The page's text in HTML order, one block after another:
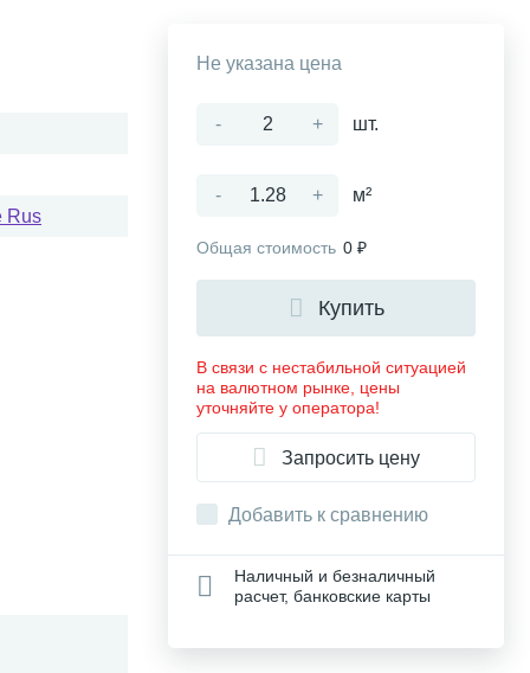
Rus
Не указана цена
- + шт.
- + м²
Общая стоимость 0 ₽
Купить
В связи с нестабильной ситуацией
на валютном рынке, цены
уточняйте у оператора!
Запросить цену
Добавить к сравнению
Наличный и безналичный
расчет, банковские карты